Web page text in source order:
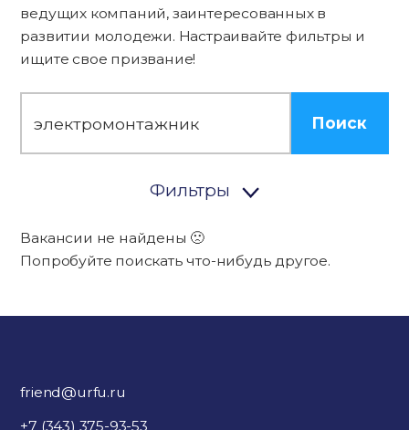
ведущих компаний, заинтересованных в
развитии молодежи. Настраивайте фильтры и
ищите свое призвание!
Поиск
Фильтры
Вакансии не найдены 🙁
Попробуйте поискать что-нибудь другое.
friend@urfu.ru
+7 (343) 375-93-53